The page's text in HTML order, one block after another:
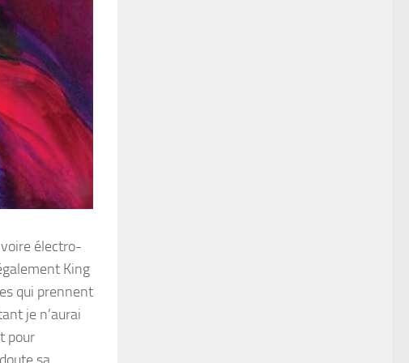
électro-
King
qui prennent
je n’aurai
pour